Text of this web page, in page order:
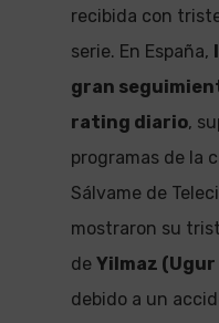
recibida con
serie. En España,
gran
rating diario,
programas de la
Sálvame de
mostraron su
de Yilmaz (Ugur
debido a un